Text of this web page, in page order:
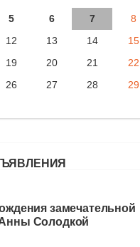
5 6 7 8
12 13 14 15
19 20 21 22
26 27 28 29
замечательной
Солодкой